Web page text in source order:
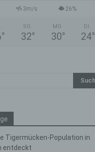
3m/s 26%
°
SO.
32°
MO.
30°
DI.
24°
Tigermücken-Population in
entdeckt